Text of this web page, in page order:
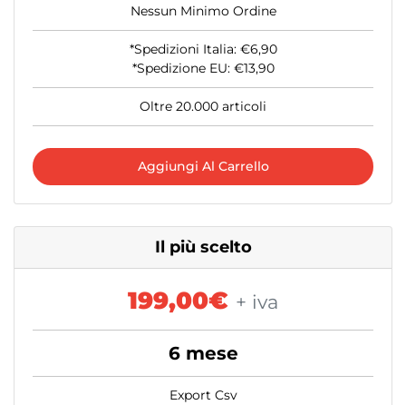
Nessun Minimo Ordine
*Spedizioni Italia: €6,90
*Spedizione EU: €13,90
Oltre 20.000 articoli
Aggiungi Al Carrello
Il più scelto
199,00€ + iva
6 mese
Export Csv